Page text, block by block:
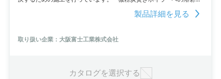
という事例では、低Nox化対策として低酸素燃焼運転を取り入れ、高
温硫化腐食の促進と燃焼灰除去用ウォールブロワーの摩耗損傷を解消
50Cr（プラズマ溶射法）、そしてインコネル肉盛溶接（MIG溶接）を
施すことで、高温腐食と高温耐摩耗にも耐えられます。お気軽にお問
製品詳細を見る
取り扱い企業：大阪富士工業株式会社
カタログを選択する